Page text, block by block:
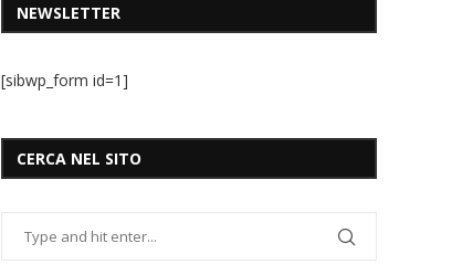
NEWSLETTER
[sibwp_form id=1]
CERCA NEL SITO